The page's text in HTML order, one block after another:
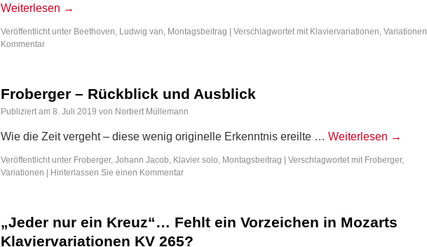
Weiterlesen →
Veröffentlicht unter Beethoven, Ludwig van, Montagsbeitrag Verschlagwortet mit Klaviervariationen, Variationen
Kommentar
Froberger – Rückblick und Ausblick
Publiziert am 8. Juli 2019 von Norbert Müllemann
Wie die Zeit vergeht – diese wenig originelle Erkenntnis ereilte … Weiterlesen →
Veröffentlicht unter Froberger, Johann Jacob, Klavier solo, Montagsbeitrag Verschlagwortet mit Froberger,
Variationen
Hinterlassen Sie einen Kommentar
„Jeder nur ein Kreuz“… Fehlt ein Vorzeichen in Mozarts
Klavier­variationen KV 265?